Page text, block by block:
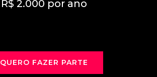
R$ 2.000 por ano
QUERO FAZER PARTE